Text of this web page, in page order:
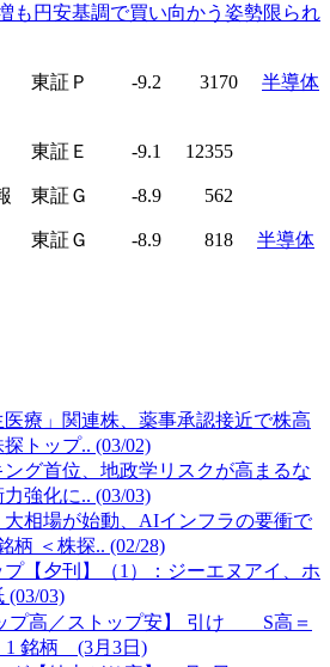
も円安基調で買い向かう姿勢限られ
ン 東証Ｐ -9.2 3170 半導体
証Ｅ -9.1 12355
報 東証Ｇ -8.9 562
東証Ｇ -8.9 818 半導体
療」関連株、薬事承認接近で株高
トップ.. (03/02)
ング首位、地政学リスクが高まるな
強化に.. (03/03)
大相場が始動、AIインフラの要衝で
柄 ＜株探.. (02/28)
【夕刊】（1）：ジーエヌアイ、ホ
(03/03)
プ高／ストップ安】 引け S高＝
銘柄 (3月3日)